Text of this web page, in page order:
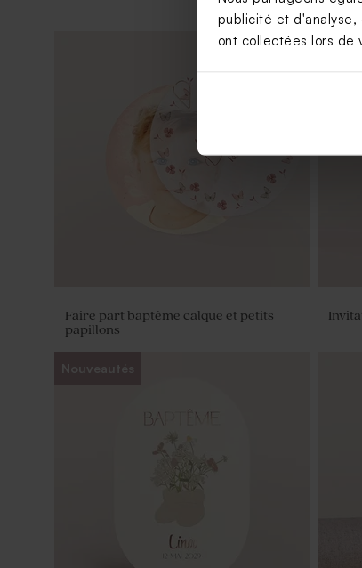
publicité et d'analyse,
ont collectées lors de
Étiquette à dragées naissance motif
Faire part baptême calque et petits
papillons
Nouveautés